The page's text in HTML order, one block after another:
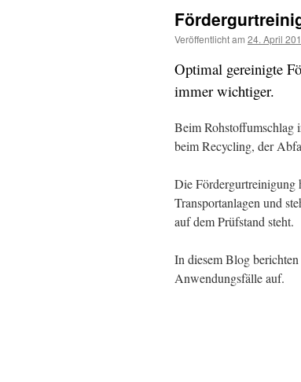
Veröffentlicht am 24. April
Optimal gereinigte
immer wichtiger.
Beim Rohstoffumschlag
beim Recycling, der
Die Fördergurtreinigung
Transportanlagen und
auf dem Prüfstand steht.
In diesem Blog
Anwendungsfälle auf.